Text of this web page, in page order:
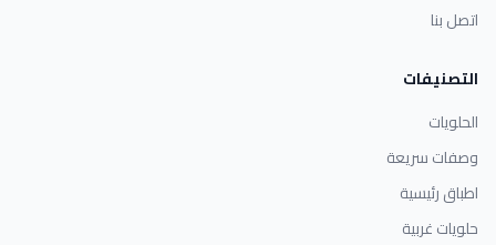
اتصل بنا
التصنيفات
الحلويات
وصفات سريعة
اطباق رئيسية
حلويات غربية